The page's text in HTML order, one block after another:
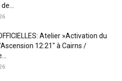
Atelier »Activation du
12:21″ à Cairns /